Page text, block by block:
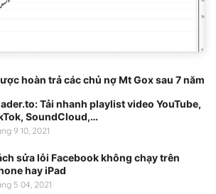
hoàn trả các chủ nợ Mt Gox sau 7 năm
Tải nhanh playlist video YouTube,
SoundCloud,…
9 10, 2021
sửa lỗi Facebook không chạy trên
hay iPad
5 04, 2021